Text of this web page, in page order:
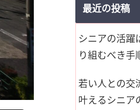
最近の投稿
シニアの活躍
り組むべき手
若い人との交
叶えるシニア